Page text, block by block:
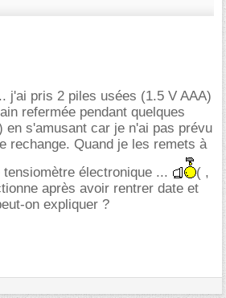
j'ai pris 2 piles usées (1.5 V AAA)
refermée pendant quelques
en s'amusant car je n'ai pas prévu
rechange. Quand je les remets à
électronique ...
( ,
après avoir rentrer date et
on expliquer ?